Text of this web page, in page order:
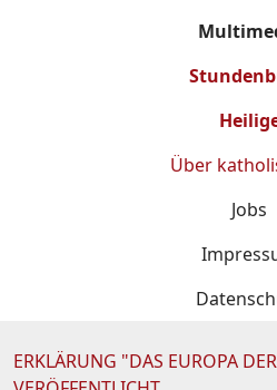
Über
Jobs
ERKLÄRUNG "DAS EUROPA